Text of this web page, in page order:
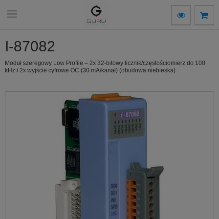
I-87082
Moduł szeregowy Low Profile – 2x 32-bitowy licznik/częstościomierz do 100
kHz i 2x wyjście cyfrowe OC (30 mA/kanał) (obudowa niebieska)